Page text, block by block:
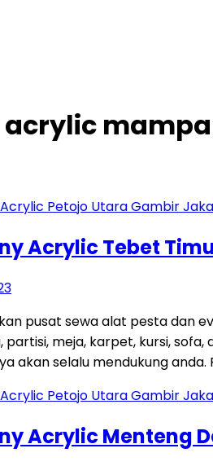
Acrylic Tebet
pusat sewa alat pesta dan
meja, karpet, kursi,
akan selalu mendukung anda.
Acrylic Menteng